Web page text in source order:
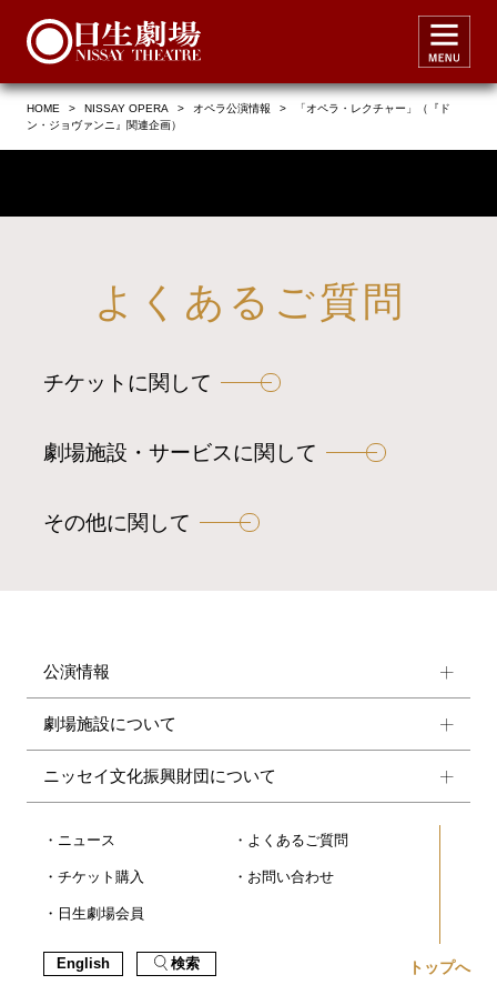
HOME > NISSAY OPERA > オペラ公演情報 >
「オペラ・レクチャー」（『ド
ン・ジョヴァンニ』関連企画）
よくあるご質問
チケットに関して
劇場施設・サービスに関して
その他に関して
公演情報
劇場施設について
ニッセイ文化振興財団について
ニュース
チケット購入
日生劇場会員
よくあるご質問
お問い合わせ
English 検索 トップへ